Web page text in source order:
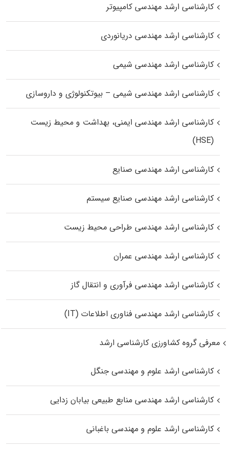
کارشناسی ارشد مهندسی کامپیوتر
کارشناسی ارشد مهندسی دریانوردی
کارشناسی ارشد مهندسی شیمی
کارشناسی ارشد مهندسی شیمی – بیوتکنولوژی و داروسازی
کارشناسی ارشد مهندسی ایمنی، بهداشت و محیط زیست
(HSE)
کارشناسی ارشد مهندسی صنایع
کارشناسی ارشد مهندسی صنایع سیستم
کارشناسی ارشد مهندسی طراحی محیط زیست
کارشناسی ارشد مهندسی عمران
کارشناسی ارشد مهندسی فرآوری و انتقال گاز
کارشناسی ارشد مهندسی فناوری اطلاعات (IT)
معرفی گروه کشاورزی کارشناسی ارشد
کارشناسی ارشد علوم و مهندسی جنگل
کارشناسی ارشد مهندسی منابع طبیعی بیابان زدایی
کارشناسی ارشد علوم و مهندسی باغبانی